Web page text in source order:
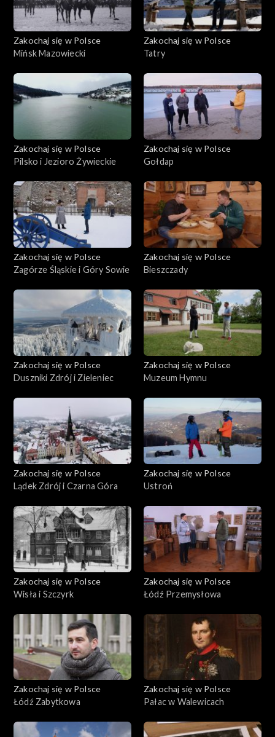
Zakochaj się w Polsce
Mińsk Mazowiecki
Zakochaj się w Polsce
Tatry
Zakochaj się w Polsce
Pilsko i Jezioro Żywieckie
Zakochaj się w Polsce
Gołdap
Zakochaj się w Polsce
Zagórze Śląskie i Góry Sowie
Zakochaj się w Polsce
Bieszczady
Zakochaj się w Polsce
Duszniki Zdrój i Zieleniec
Zakochaj się w Polsce
Muzeum Hymnu
Zakochaj się w Polsce
Lądek Zdrój i Czarna Góra
Zakochaj się w Polsce
Ustroń
Zakochaj się w Polsce
Wisła i Szczyrk
Zakochaj się w Polsce
Łódź Przemysłowa
Zakochaj się w Polsce
Łódź Zabytkowa
Zakochaj się w Polsce
Pałac w Walewicach